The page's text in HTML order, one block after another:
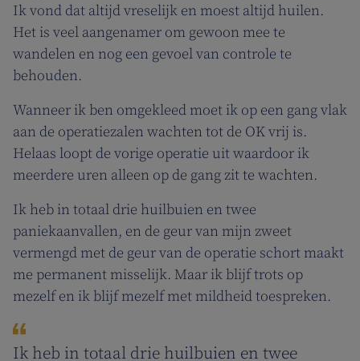
Ik vond dat altijd vreselijk en moest altijd huilen.
Het is veel aangenamer om gewoon mee te
wandelen en nog een gevoel van controle te
behouden.
Wanneer ik ben omgekleed moet ik op een gang vlak
aan de operatiezalen wachten tot de OK vrij is.
Helaas loopt de vorige operatie uit waardoor ik
meerdere uren alleen op de gang zit te wachten.
Ik heb in totaal drie huilbuien en twee
paniekaanvallen, en de geur van mijn zweet
vermengd met de geur van de operatie schort maakt
me permanent misselijk. Maar ik blijf trots op
mezelf en ik blijf mezelf met mildheid toespreken.
Ik heb in totaal drie huilbuien en twee